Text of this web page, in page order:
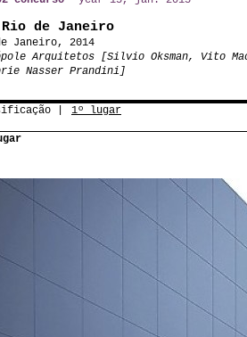
Rio de Janeiro
Janeiro, 2014
Arquitetos [Silvio Oksman, Vito
Nasser Prandini]
1º lugar